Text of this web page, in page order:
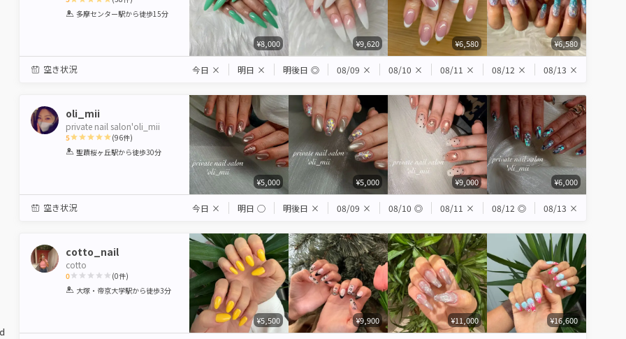
1 2 3 4 5
多摩センター駅から徒歩15分
¥8,000 ¥9,620 ¥6,580 ¥6,580
空き状況 今日 × 明日 × 明後日 ◎ 08/09 × 08/10 × 08/11 × 08/12 × 08/13 ×
oli_mii
private nail salon'oli_mii
5
1 2 3 4 5
(96件)
聖蹟桜ヶ丘駅から徒歩30分
¥5,000 ¥5,000 ¥9,000 ¥6,000
空き状況 今日 × 明日 ◯ 明後日 × 08/09 × 08/10 ◎ 08/11 × 08/12 ◎ 08/13 ×
cotto_nail
cotto
0
1 2 3 4 5
(0件)
大塚・帝京大学駅から徒歩3分
¥5,500 ¥9,900 ¥11,000 ¥16,600